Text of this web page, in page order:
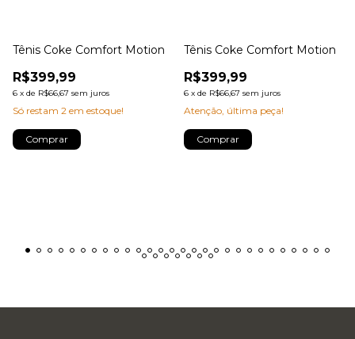
Tênis Coke Comfort Motion
R$399,99
6 x de R$66,67 sem juros
Só restam 2 em estoque!
Comprar
Tênis Coke Comfort Motion
R$399,99
6 x de R$66,67 sem juros
Atenção, última peça!
Comprar